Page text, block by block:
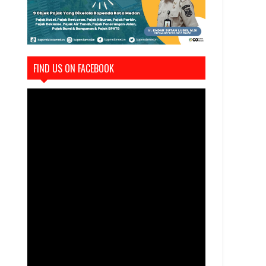
FIND US ON FACEBOOK